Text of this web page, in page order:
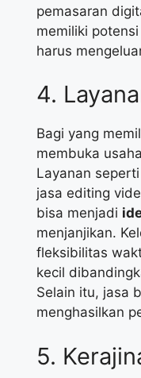
pemasaran
memiliki
harus
4.
Bagi yang
membuka
Layanan
jasa editing
bisa menjadi
menjanjikan.
fleksibilitas
kecil
Selain itu, jasa
menghasilkan
5.